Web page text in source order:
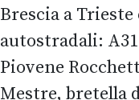
Brescia a
autostradali:
Piovene
Mestre, bretella